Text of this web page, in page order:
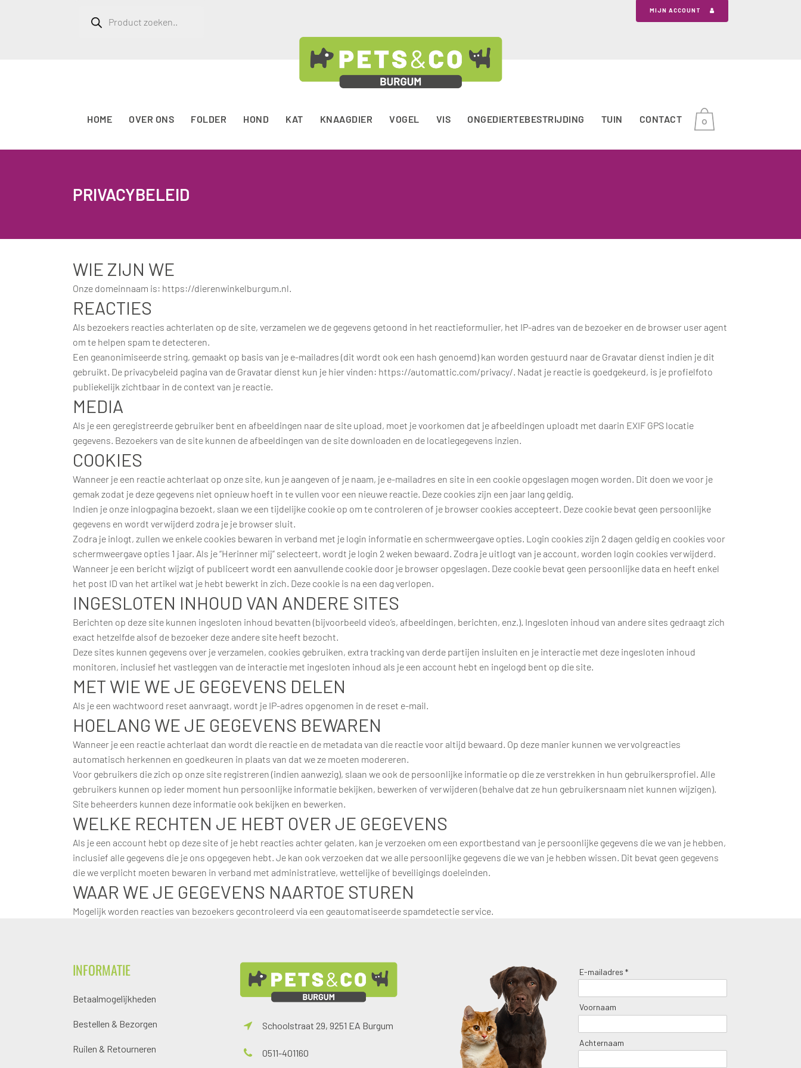
zoeken
MIJN ACCOUNT
HOME OVER ONS FOLDER HOND KAT KNAAGDIER VOGEL VIS ONGEDIERTEBESTRIJDING TUIN CONTACT 0
PRIVACYBELEID
WIE ZIJN WE
Onze domeinnaam is: https://dierenwinkelburgum.nl.
REACTIES
Als bezoekers reacties achterlaten op de site, verzamelen we de gegevens getoond in het reactieformulier, het IP-adres van de bezoeker en de browser user agent
om te helpen spam te detecteren.
Een geanonimiseerde string, gemaakt op basis van je e-mailadres (dit wordt ook een hash genoemd) kan worden gestuurd naar de Gravatar dienst indien je dit
gebruikt. De privacybeleid pagina van de Gravatar dienst kun je hier vinden: https://automattic.com/privacy/. Nadat je reactie is goedgekeurd, is je profielfoto
publiekelijk zichtbaar in de context van je reactie.
MEDIA
Als je een geregistreerde gebruiker bent en afbeeldingen naar de site upload, moet je voorkomen dat je afbeeldingen uploadt met daarin EXIF GPS locatie
gegevens. Bezoekers van de site kunnen de afbeeldingen van de site downloaden en de locatiegegevens inzien.
COOKIES
Wanneer je een reactie achterlaat op onze site, kun je aangeven of je naam, je e-mailadres en site in een cookie opgeslagen mogen worden. Dit doen we voor je
gemak zodat je deze gegevens niet opnieuw hoeft in te vullen voor een nieuwe reactie. Deze cookies zijn een jaar lang geldig.
Indien je onze inlogpagina bezoekt, slaan we een tijdelijke cookie op om te controleren of je browser cookies accepteert. Deze cookie bevat geen persoonlijke
gegevens en wordt verwijderd zodra je je browser sluit.
Zodra je inlogt, zullen we enkele cookies bewaren in verband met je login informatie en schermweergave opties. Login cookies zijn 2 dagen geldig en cookies voor
schermweergave opties 1 jaar. Als je “Herinner mij” selecteert, wordt je login 2 weken bewaard. Zodra je uitlogt van je account, worden login cookies verwijderd.
Wanneer je een bericht wijzigt of publiceert wordt een aanvullende cookie door je browser opgeslagen. Deze cookie bevat geen persoonlijke data en heeft enkel
het post ID van het artikel wat je hebt bewerkt in zich. Deze cookie is na een dag verlopen.
INGESLOTEN INHOUD VAN ANDERE SITES
Berichten op deze site kunnen ingesloten inhoud bevatten (bijvoorbeeld video’s, afbeeldingen, berichten, enz.). Ingesloten inhoud van andere sites gedraagt zich
exact hetzelfde alsof de bezoeker deze andere site heeft bezocht.
Deze sites kunnen gegevens over je verzamelen, cookies gebruiken, extra tracking van derde partijen insluiten en je interactie met deze ingesloten inhoud
monitoren, inclusief het vastleggen van de interactie met ingesloten inhoud als je een account hebt en ingelogd bent op die site.
MET WIE WE JE GEGEVENS DELEN
Als je een wachtwoord reset aanvraagt, wordt je IP-adres opgenomen in de reset e-mail.
HOELANG WE JE GEGEVENS BEWAREN
Wanneer je een reactie achterlaat dan wordt die reactie en de metadata van die reactie voor altijd bewaard. Op deze manier kunnen we vervolgreacties
automatisch herkennen en goedkeuren in plaats van dat we ze moeten modereren.
Voor gebruikers die zich op onze site registreren (indien aanwezig), slaan we ook de persoonlijke informatie op die ze verstrekken in hun gebruikersprofiel. Alle
gebruikers kunnen op ieder moment hun persoonlijke informatie bekijken, bewerken of verwijderen (behalve dat ze hun gebruikersnaam niet kunnen wijzigen).
Site beheerders kunnen deze informatie ook bekijken en bewerken.
WELKE RECHTEN JE HEBT OVER JE GEGEVENS
Als je een account hebt op deze site of je hebt reacties achter gelaten, kan je verzoeken om een exportbestand van je persoonlijke gegevens die we van je hebben,
inclusief alle gegevens die je ons opgegeven hebt. Je kan ook verzoeken dat we alle persoonlijke gegevens die we van je hebben wissen. Dit bevat geen gegevens
die we verplicht moeten bewaren in verband met administratieve, wettelijke of beveiligings doeleinden.
WAAR WE JE GEGEVENS NAARTOE STUREN
Mogelijk worden reacties van bezoekers gecontroleerd via een geautomatiseerde spamdetectie service.
INFORMATIE
Betaalmogelijkheden
Bestellen & Bezorgen
Ruilen & Retourneren
Schoolstraat 29, 9251 EA Burgum
0511-401160
E-mailadres *
Voornaam
Achternaam